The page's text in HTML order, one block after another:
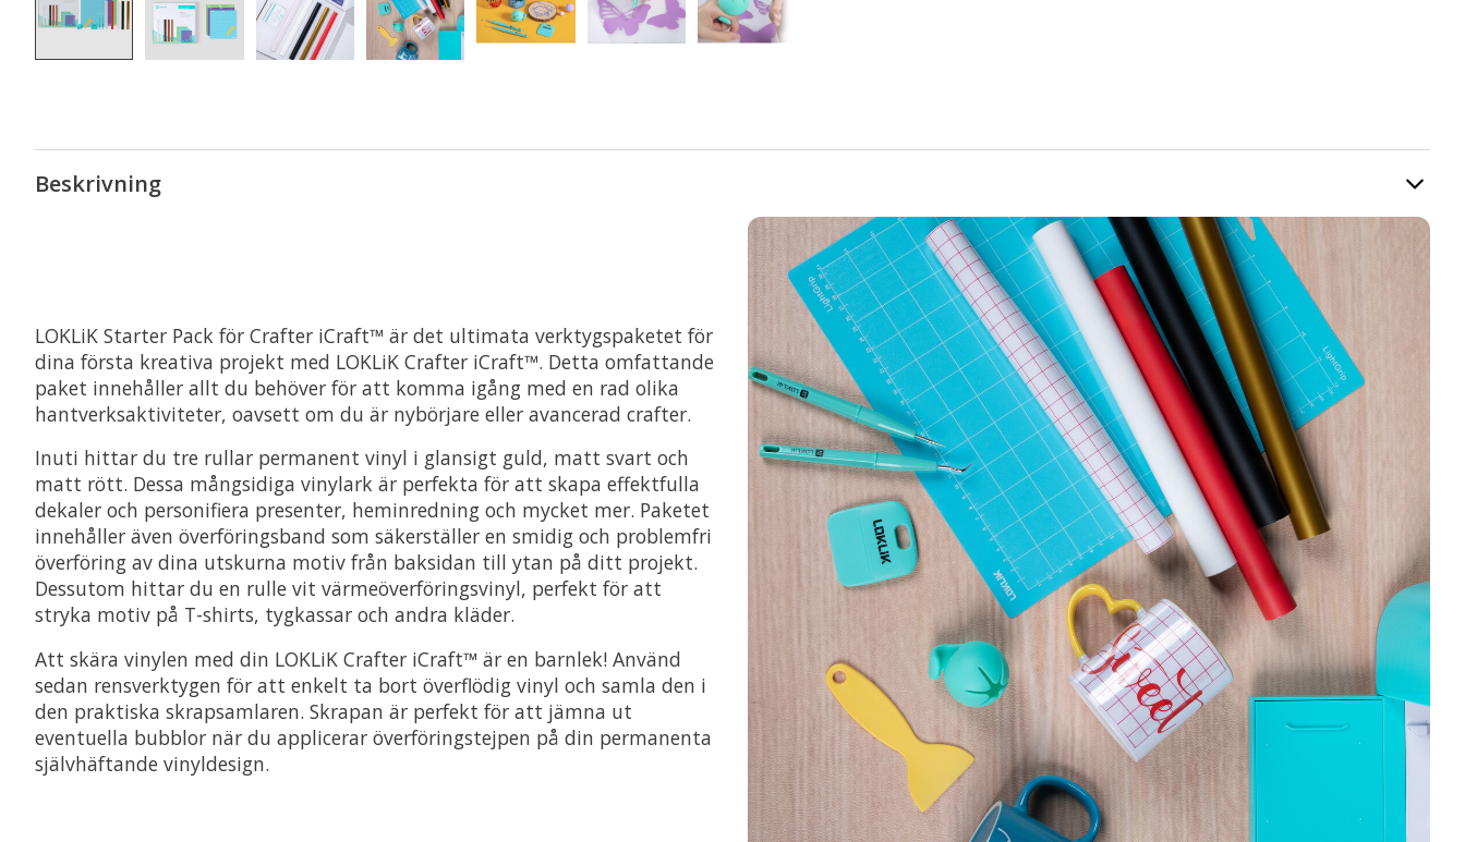
Beskrivning
LOKLiK Starter Pack för Crafter iCraft™ är det ultimata verktygspaketet för
dina första kreativa projekt med LOKLiK Crafter iCraft™. Detta omfattande
paket innehåller allt du behöver för att komma igång med en rad olika
hantverksaktiviteter, oavsett om du är nybörjare eller avancerad crafter.
Inuti hittar du tre rullar permanent vinyl i glansigt guld, matt svart och
matt rött. Dessa mångsidiga vinylark är perfekta för att skapa effektfulla
dekaler och personifiera presenter, heminredning och mycket mer. Paketet
innehåller även överföringsband som säkerställer en smidig och problemfri
överföring av dina utskurna motiv från baksidan till ytan på ditt projekt.
Dessutom hittar du en rulle vit värmeöverföringsvinyl, perfekt för att
stryka motiv på T-shirts, tygkassar och andra kläder.
Att skära vinylen med din LOKLiK Crafter iCraft™ är en barnlek! Använd
sedan rensverktygen för att enkelt ta bort överflödig vinyl och samla den i
den praktiska skrapsamlaren. Skrapan är perfekt för att jämna ut
eventuella bubblor när du applicerar överföringstejpen på din permanenta
självhäftande vinyldesign.